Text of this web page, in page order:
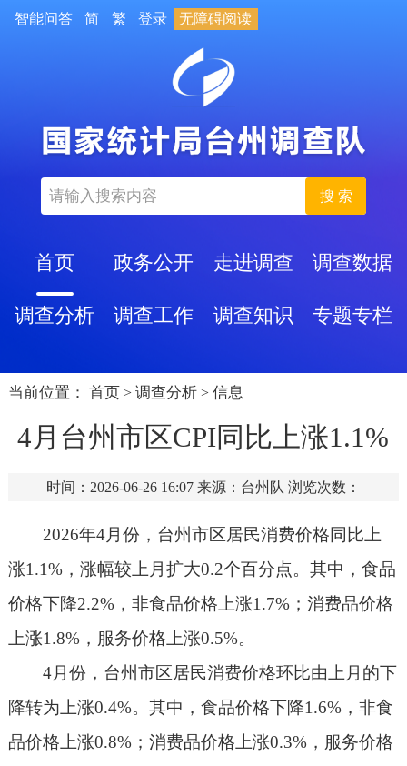
智能问答 简 繁 登录 无障碍阅读
搜 索
首页 政务公开 走进调查 调查数据
调查分析 调查工作 调查知识 专题专栏
当前位置： 首页 > 调查分析 > 信息
4月台州市区CPI同比上涨1.1%
时间：2026-06-26 16:07 来源：台州队 浏览次数：
2026年4月份，台州市区居民消费价格同比上
涨1.1%，涨幅较上月扩大0.2个百分点。其中，食品
价格下降2.2%，非食品价格上涨1.7%；消费品价格
上涨1.8%，服务价格上涨0.5%。
4月份，台州市区居民消费价格环比由上月的下
降转为上涨0.4%。其中，食品价格下降1.6%，非食
品价格上涨0.8%；消费品价格上涨0.3%，服务价格